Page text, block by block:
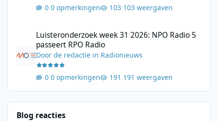
0 opmerkingen 103 weergaven
Luisteronderzoek week 31 2026: NPO Radio 5
passeert RPO Radio
Doorde redactie in Radionieuws
0 opmerkingen 191 weergaven
Blog reacties